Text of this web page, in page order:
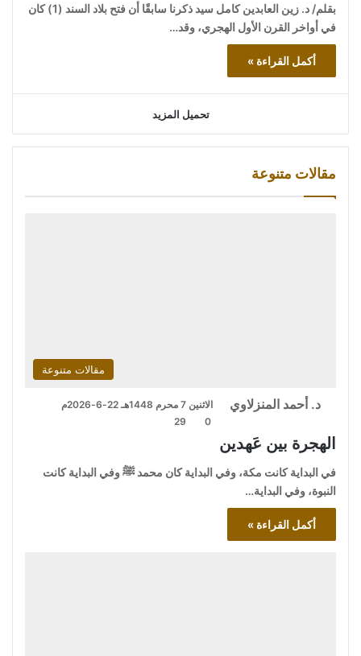
بقلم/ د. زين العابدين كامل سيد ذكرنا سابقًا أن فتح بلاد السند (1) كان
في أواخر القرن الأول الهجري، وقد…
أكمل القراءة »
تحميل المزيد
مقالات متنوعة
مقالات متنوعة
د. أحمد المنزلاوي
الاثنين 7 محرم 1448هـ 22-6-2026م
0
29
الهجرة بين عَهدين
في البداية كانت مكة، وفي البداية كان محمد ﷺ وفي البداية كانت
النبوة، وفي البداية…
أكمل القراءة »